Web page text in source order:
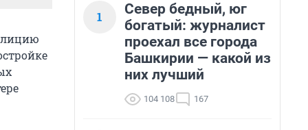
1
Север бедный, юг
богатый: журналист
проехал все города
Башкирии — какой из
них лучший
104 108 167